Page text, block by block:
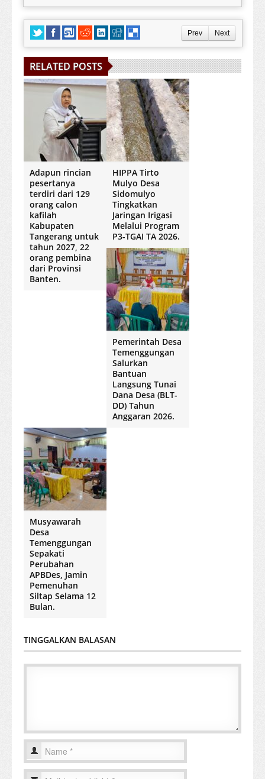
Prev Next
RELATED POSTS
Adapun rincian
pesertanya
terdiri dari 129
orang calon
kafilah
Kabupaten
Tangerang untuk
tahun 2027, 22
orang pembina
dari Provinsi
Banten.
HIPPA Tirto
Mulyo Desa
Sidomulyo
Tingkatkan
Jaringan Irigasi
Melalui Program
P3-TGAI TA 2026.
Pemerintah Desa
Temenggungan
Salurkan
Bantuan
Langsung Tunai
Dana Desa (BLT-
DD) Tahun
Anggaran 2026.
Musyawarah
Desa
Temenggungan
Sepakati
Perubahan
APBDes, Jamin
Pemenuhan
Siltap Selama 12
Bulan.
TINGGALKAN BALASAN